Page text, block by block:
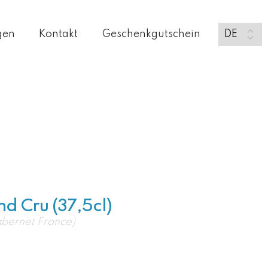
Kontakt Geschenkgutschein
Cru (37,5cl)
France)